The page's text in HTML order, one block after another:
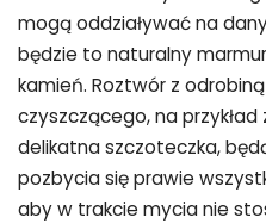
mogą oddziaływać na
będzie to naturalny
kamień. Roztwór z
czyszczącego, na przykład
delikatna szczoteczka,
pozbycia się prawie
aby w trakcie mycia nie